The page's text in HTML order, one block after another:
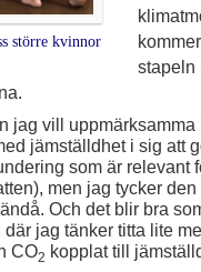
större kvinnor
stapeln
jag vill uppmärksamma
jämställdhet i sig att
som är relevant
men jag tycker den
Och det blir bra
jag tänker titta lite
CO2 kopplat till